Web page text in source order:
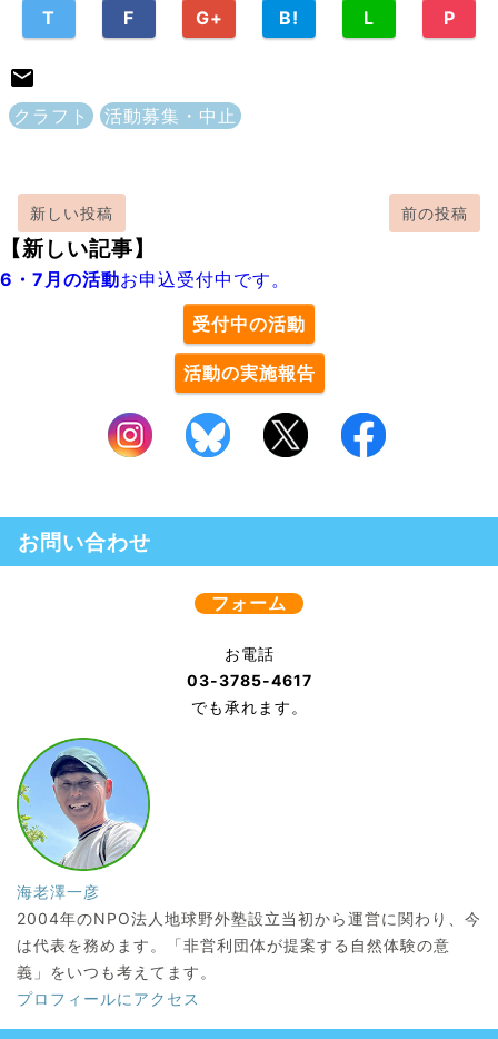
T F G+ B! L P
クラフト 活動募集・中止
新しい投稿 前の投稿
【新しい記事】
6・7月の活動お申込受付中です。
受付中の活動
活動の実施報告
お問い合わせ
フォーム
お電話
03-3785-4617
でも承れます。
海老澤一彦
2004年のNPO法人地球野外塾設立当初から運営に関わり、今
は代表を務めます。「非営利団体が提案する自然体験の意
義」をいつも考えてます。
プロフィールにアクセス